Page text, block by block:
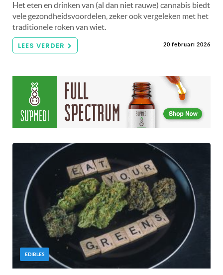
Het eten en drinken van (al dan niet rauwe) cannabis biedt
vele gezondheidsvoordelen, zeker ook vergeleken met het
traditionele roken van wiet.
LEES VERDER 20 februari 2026
EDIBLES